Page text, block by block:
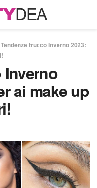
Tendenze trucco Inverno 2023:
Inverno
ai make up